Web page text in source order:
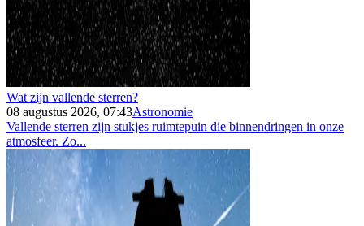
Wat zijn vallende sterren?
08 augustus 2026, 07:43Astronomie
Vallende sterren zijn stukjes ruimtepuin die binnendringen in onze
atmosfeer. Zo...